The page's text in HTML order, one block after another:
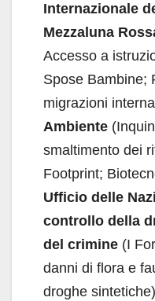
Internazionale
Mezzaluna
Accesso a
Spose Bambine;
migrazioni
Ambiente
smaltimento dei
Footprint;
Ufficio delle
controllo della
del crimine (I
danni di flora e
droghe